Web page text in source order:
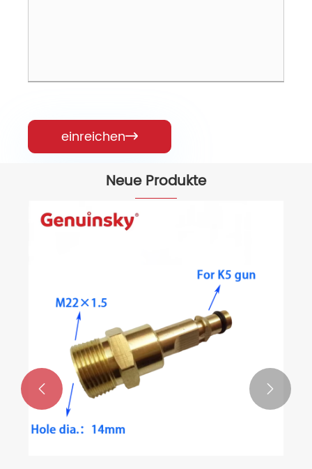
einreichen
Neue Produkte
 